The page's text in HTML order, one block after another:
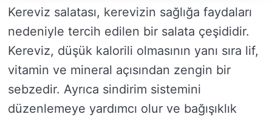
Kereviz salatası, kerevizin sağlığa faydaları
nedeniyle tercih edilen bir salata çeşididir.
Kereviz, düşük kalorili olmasının yanı sıra lif,
vitamin ve mineral açısından zengin bir
sebzedir. Ayrıca sindirim sistemini
düzenlemeye yardımcı olur ve bağışıklık